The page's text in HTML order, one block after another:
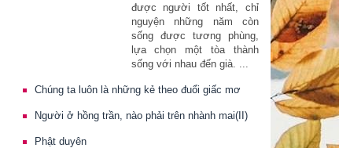
được người tốt nhất, chỉ
nguyện những năm còn
sống được tương phùng,
lựa chọn một tòa thành
sống với nhau đến già. ...
Chúng ta luôn là những kẻ theo đuổi giấc mơ
Người ở hồng trần, nào phải trên nhành mai(II)
Phật duyên